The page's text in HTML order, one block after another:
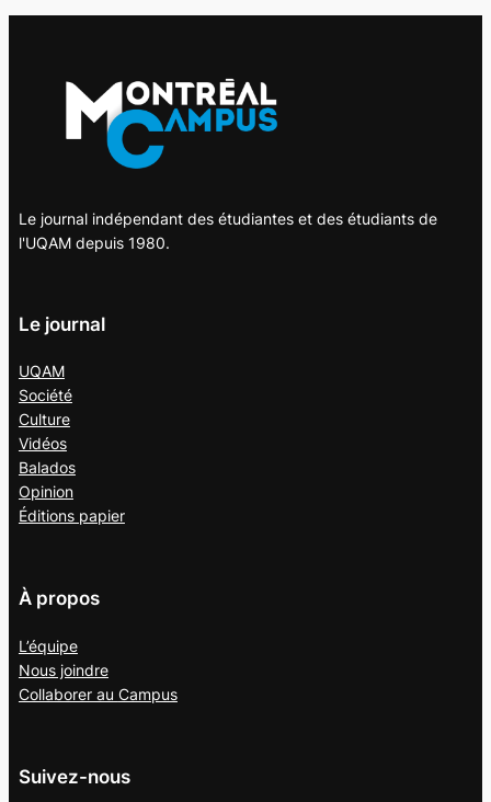
Le journal indépendant des étudiantes et des étudiants de
l'UQAM depuis 1980.
Le journal
UQAM
Société
Culture
Vidéos
Balados
Opinion
Éditions papier
À propos
L’équipe
Nous joindre
Collaborer au Campus
Suivez-nous